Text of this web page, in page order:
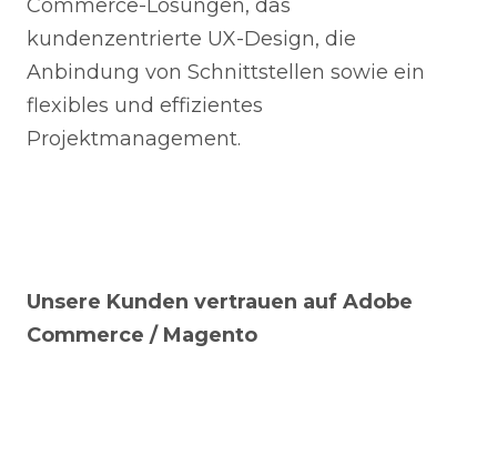
Commerce-Lösungen, das
kundenzentrierte UX-Design, die
Anbindung von Schnittstellen sowie ein
flexibles und effizientes
Projektmanagement.
Unsere Kunden vertrauen auf Adobe
Commerce / Magento